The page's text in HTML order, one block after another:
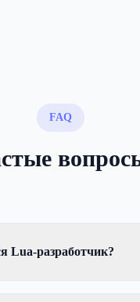
FAQ
Lua-разработчик?